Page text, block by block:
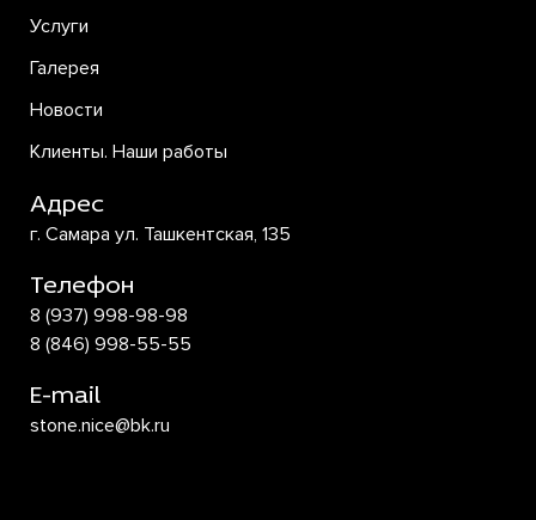
Услуги
Галерея
Новости
Клиенты. Наши работы
Адрес
г. Самара ул. Ташкентская, 135
Телефон
8 (937) 998-98-98
8 (846) 998-55-55
E-mail
stone.nice@bk.ru